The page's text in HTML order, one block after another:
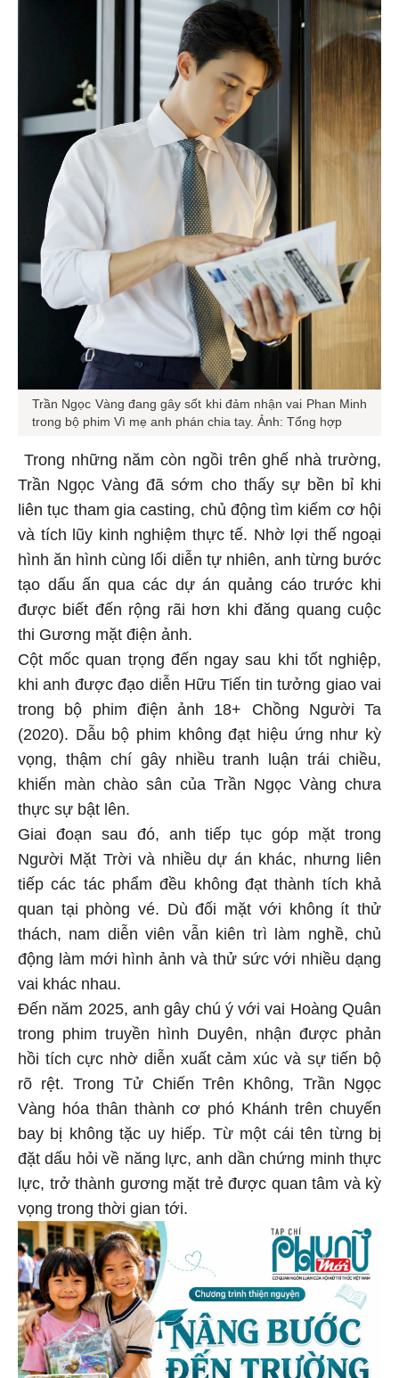
Trần Ngọc Vàng đang gây sốt khi đảm nhận vai Phan Minh
trong bộ phim Vì mẹ anh phán chia tay. Ảnh: Tổng hợp
Trong những năm còn ngồi trên ghế nhà trường,
Trần Ngọc Vàng đã sớm cho thấy sự bền bỉ khi
liên tục tham gia casting, chủ động tìm kiếm cơ hội
và tích lũy kinh nghiệm thực tế. Nhờ lợi thế ngoại
hình ăn hình cùng lối diễn tự nhiên, anh từng bước
tạo dấu ấn qua các dự án quảng cáo trước khi
được biết đến rộng rãi hơn khi đăng quang cuộc
thi Gương mặt điện ảnh.
Cột mốc quan trọng đến ngay sau khi tốt nghiệp,
khi anh được đạo diễn Hữu Tiến tin tưởng giao vai
trong bộ phim điện ảnh 18+ Chồng Người Ta
(2020). Dẫu bộ phim không đạt hiệu ứng như kỳ
vọng, thậm chí gây nhiều tranh luận trái chiều,
khiến màn chào sân của Trần Ngọc Vàng chưa
thực sự bật lên.
Giai đoạn sau đó, anh tiếp tục góp mặt trong
Người Mặt Trời và nhiều dự án khác, nhưng liên
tiếp các tác phẩm đều không đạt thành tích khả
quan tại phòng vé. Dù đối mặt với không ít thử
thách, nam diễn viên vẫn kiên trì làm nghề, chủ
động làm mới hình ảnh và thử sức với nhiều dạng
vai khác nhau.
Đến năm 2025, anh gây chú ý với vai Hoàng Quân
trong phim truyền hình Duyên, nhận được phản
hồi tích cực nhờ diễn xuất cảm xúc và sự tiến bộ
rõ rệt. Trong Tử Chiến Trên Không, Trần Ngọc
Vàng hóa thân thành cơ phó Khánh trên chuyến
bay bị không tặc uy hiếp. Từ một cái tên từng bị
đặt dấu hỏi về năng lực, anh dần chứng minh thực
lực, trở thành gương mặt trẻ được quan tâm và kỳ
vọng trong thời gian tới.